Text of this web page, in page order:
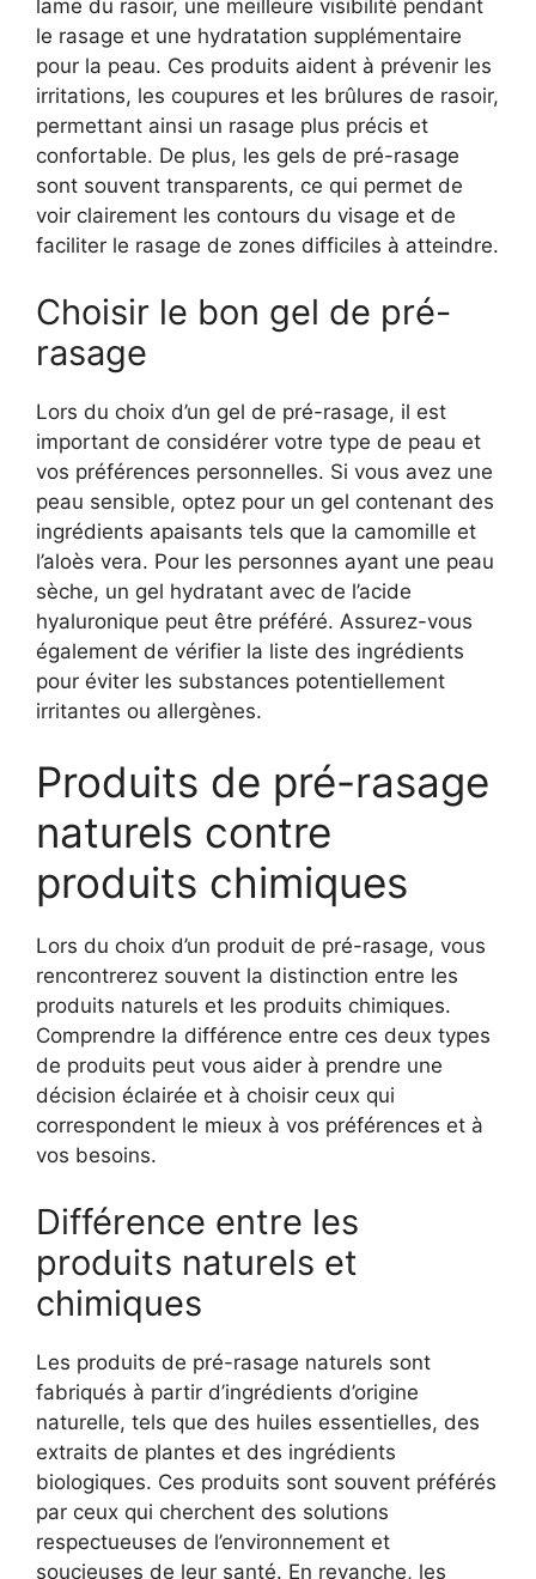
lame du rasoir, une meilleure visibilité pendant
le rasage et une hydratation supplémentaire
pour la peau. Ces produits aident à prévenir les
irritations, les coupures et les brûlures de rasoir,
permettant ainsi un rasage plus précis et
confortable. De plus, les gels de pré-rasage
sont souvent transparents, ce qui permet de
voir clairement les contours du visage et de
faciliter le rasage de zones difficiles à atteindre.
Choisir le bon gel de pré-
rasage
Lors du choix d’un gel de pré-rasage, il est
important de considérer votre type de peau et
vos préférences personnelles. Si vous avez une
peau sensible, optez pour un gel contenant des
ingrédients apaisants tels que la camomille et
l’aloès vera. Pour les personnes ayant une peau
sèche, un gel hydratant avec de l’acide
hyaluronique peut être préféré. Assurez-vous
également de vérifier la liste des ingrédients
pour éviter les substances potentiellement
irritantes ou allergènes.
Produits de pré-rasage
naturels contre
produits chimiques
Lors du choix d’un produit de pré-rasage, vous
rencontrerez souvent la distinction entre les
produits naturels et les produits chimiques.
Comprendre la différence entre ces deux types
de produits peut vous aider à prendre une
décision éclairée et à choisir ceux qui
correspondent le mieux à vos préférences et à
vos besoins.
Différence entre les
produits naturels et
chimiques
Les produits de pré-rasage naturels sont
fabriqués à partir d’ingrédients d’origine
naturelle, tels que des huiles essentielles, des
extraits de plantes et des ingrédients
biologiques. Ces produits sont souvent préférés
par ceux qui cherchent des solutions
respectueuses de l’environnement et
soucieuses de leur santé. En revanche, les